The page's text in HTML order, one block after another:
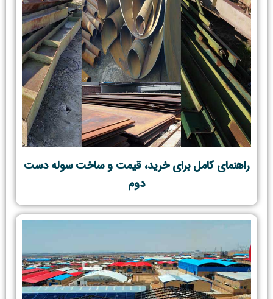
راهنمای کامل برای خرید، قیمت و ساخت سوله دست
دوم